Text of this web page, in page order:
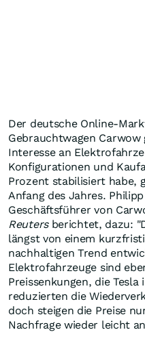
Der deutsche Online-
Gebrauchtwagen Carwow
Interesse an
Konfigurationen und
Prozent stabilisiert habe,
Anfang des Jahres.
Geschäftsführer von
Reutersberichtet, dazu:
längst von einem
nachhaltigen Trend
Elektrofahrzeuge sind
Preissenkungen, die
reduzierten die
doch steigen die Preise
Nachfrage wieder leicht